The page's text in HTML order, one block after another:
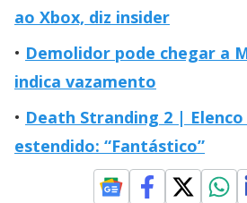
ao Xbox, diz insider
Demolidor pode chegar a
indica vazamento
Death Stranding 2 |
estendido: “Fantástico”